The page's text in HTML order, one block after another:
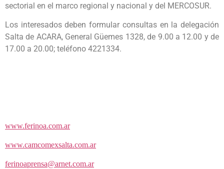
sectorial en el marco regional y nacional y del MERCOSUR.
Los interesados deben formular consultas en la delegación
Salta de ACARA, General Güemes 1328, de 9.00 a 12.00 y de
17.00 a 20.00; teléfono 4221334.
www.ferinoa.com.ar
www.camcomexsalta.com.ar
ferinoaprensa@arnet.com.ar